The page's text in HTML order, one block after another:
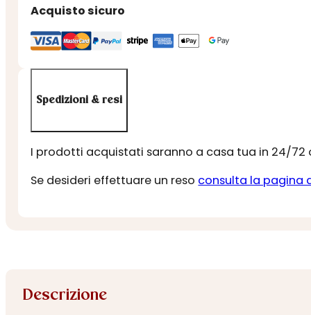
PURO
72
%
VERDE
Acquisto sicuro
Spedizioni & resi
I prodotti acquistati saranno a casa tua in 24/72
Se desideri effettuare un reso consulta la pagina
Descrizione